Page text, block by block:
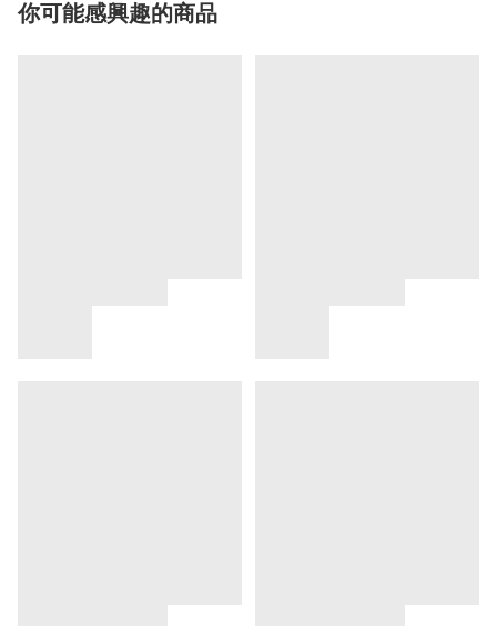
你可能感興趣的商品